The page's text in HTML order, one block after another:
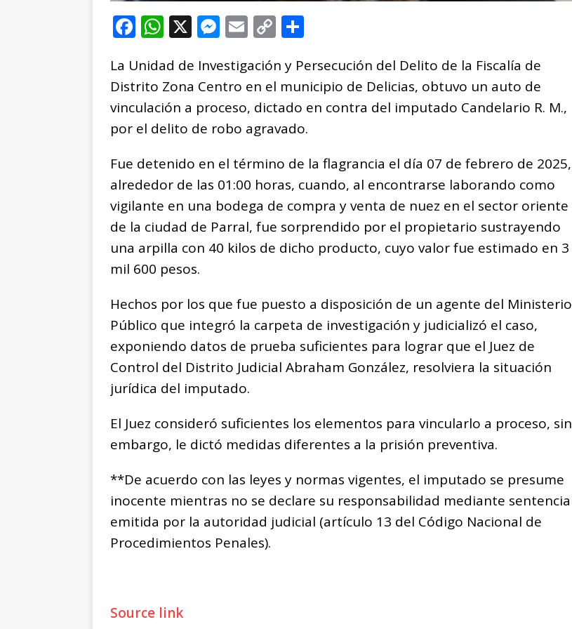
F
c
e
b
o
o
k
W
at
s
A
p
p
X M
ss
e
n
g
e
r
E
ai
l
C
p
y
Li
n
k
m
p
ar
ti
r
La Unidad de Investigación y Persecución del Delito de la Fiscalía de
Distrito Zona Centro en el municipio de Delicias, obtuvo un auto de
vinculación a proceso, dictado en contra del imputado Candelario R. M.,
por el delito de robo agravado.
Fue detenido en el término de la flagrancia el día 07 de febrero de 2025,
alrededor de las 01:00 horas, cuando, al encontrarse laborando como
vigilante en una bodega de compra y venta de nuez en el sector oriente
de la ciudad de Parral, fue sorprendido por el propietario sustrayendo
una arpilla con 40 kilos de dicho producto, cuyo valor fue estimado en 3
mil 600 pesos.
Hechos por los que fue puesto a disposición de un agente del Ministerio
Público que integró la carpeta de investigación y judicializó el caso,
exponiendo datos de prueba suficientes para lograr que el Juez de
Control del Distrito Judicial Abraham González, resolviera la situación
jurídica del imputado.
El Juez consideró suficientes los elementos para vincularlo a proceso, sin
embargo, le dictó medidas diferentes a la prisión preventiva.
**De acuerdo con las leyes y normas vigentes, el imputado se presume
inocente mientras no se declare su responsabilidad mediante sentencia
emitida por la autoridad judicial (artículo 13 del Código Nacional de
Procedimientos Penales).
Source link